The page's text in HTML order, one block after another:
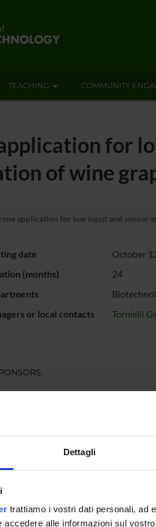
Dettagli
trattiamo i vostri dati personali, ad
alle informazioni sul
TEACHING COMMUNITY
for
of wine
application for low input and
date
October
(months)
24
or local contacts
Tornielli
Battista Tornielli